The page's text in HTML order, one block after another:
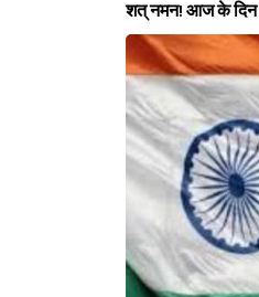
शत् नमन! आज के दिन